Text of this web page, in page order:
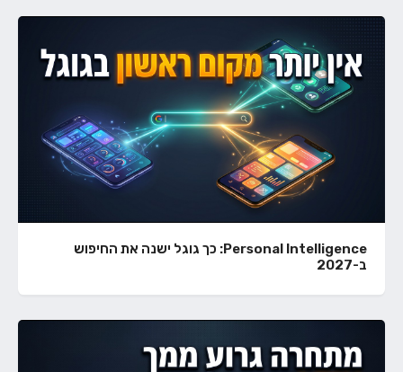
Personal Intelligence: כך גוגל ישנה את החיפוש
ב-2027